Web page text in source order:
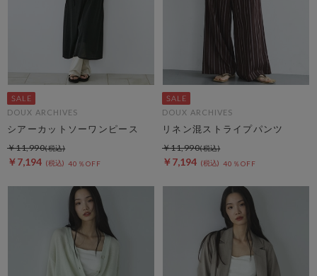
DOUX ARCHIVES
シアーカットソーワンピース
￥7,194 40％OFF
￥11,990
DOUX ARCHIVES
リネン混ストライプパンツ
￥7,194 40％OFF
￥11,990